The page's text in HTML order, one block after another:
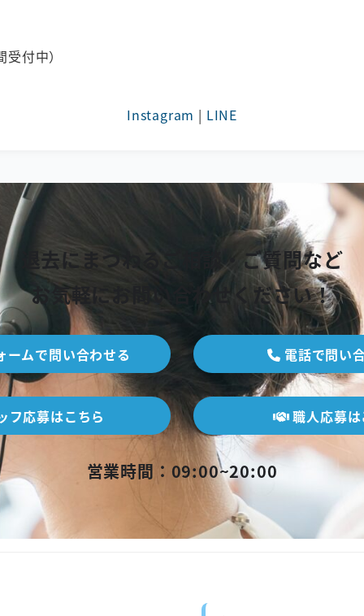
付中）
Instagram | LINE
退去にまつわるご相談・ご質問など
お気軽にお問い合わせください！
ムで問い合わせる 電話で問い
フ応募はこちら 職人応募は
営業時間：09:00~20:00